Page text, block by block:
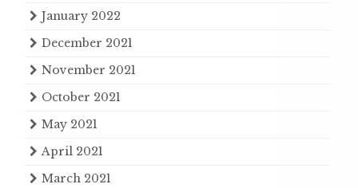
January 2022
December 2021
November 2021
October 2021
May 2021
April 2021
March 2021